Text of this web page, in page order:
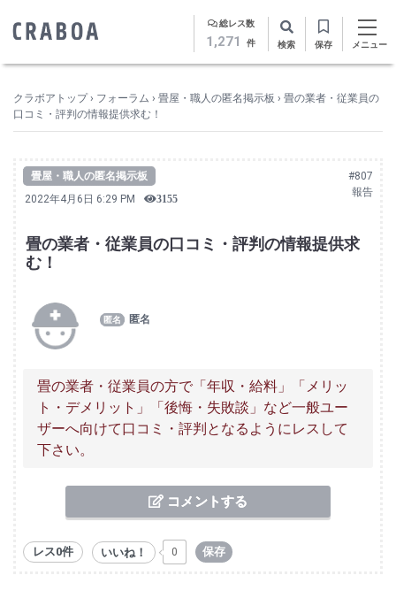
総レス数
1,271 件 検索 保存 メニュー
クラボアトップ › フォーラム › 畳屋・職人の匿名掲示板 › 畳の業者・従業員の
口コミ・評判の情報提供求む！
畳屋・職人の匿名掲示板
#807
報告
2022年4月6日 6:29 PM 3155
畳の業者・従業員の口コミ・評判の情報提供求
む！
匿名
畳の業者・従業員の方で「年収・給料」「メリッ
ト・デメリット」「後悔・失敗談」など一般ユー
ザーへ向けて口コミ・評判となるようにレスして
下さい。
コメントする
レス0件 いいね！ 0 保存